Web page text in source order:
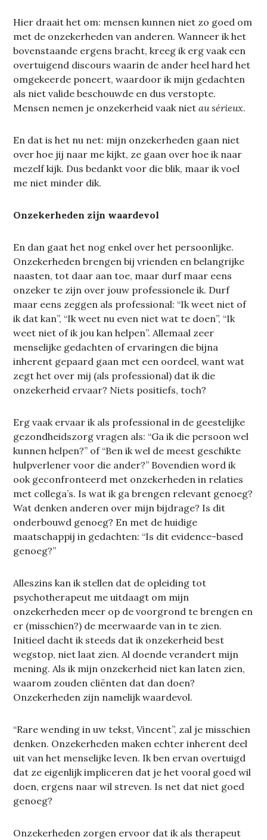
Hier draait het om: mensen kunnen niet zo goed om
met de onzekerheden van anderen. Wanneer ik het
bovenstaande ergens bracht, kreeg ik erg vaak een
overtuigend discours waarin de ander heel hard het
omgekeerde poneert, waardoor ik mijn gedachten
als niet valide beschouwde en dus verstopte.
Mensen nemen je onzekerheid vaak nietau sérieux.
En dat is het nu net: mijn onzekerheden gaan niet
over hoe jij naar me kijkt, ze gaan over hoe ik naar
mezelf kijk. Dus bedankt voor die blik, maar ik voel
me niet minder dik.
Onzekerheden zijn waardevol
En dan gaat het nog enkel over het persoonlijke.
Onzekerheden brengen bij vrienden en belangrijke
naasten, tot daar aan toe, maar durf maar eens
onzeker te zijn over jouw professionele ik. Durf
maar eens zeggen als professional: “Ik weet niet of
ik dat kan”, “Ik weet nu even niet wat te doen”, “Ik
weet niet of ik jou kan helpen”. Allemaal zeer
menselijke gedachten of ervaringen die bijna
inherent gepaard gaan met een oordeel, want wat
zegt het over mij (als professional) dat ik die
onzekerheid ervaar? Niets positiefs, toch?
Erg vaak ervaar ik als professional in de geestelijke
gezondheidszorg vragen als: “Ga ik die persoon wel
kunnen helpen?” of “Ben ik wel de meest geschikte
hulpverlener voor die ander?” Bovendien word ik
ook geconfronteerd met onzekerheden in relaties
met collega’s. Is wat ik ga brengen relevant genoeg?
Wat denken anderen over mijn bijdrage? Is dit
onderbouwd genoeg? En met de huidige
maatschappij in gedachten: “Is dit evidence-based
genoeg?”
Alleszins kan ik stellen dat de opleiding tot
psychotherapeut me uitdaagt om mijn
onzekerheden meer op de voorgrond te brengen en
er (misschien?) de meerwaarde van in te zien.
Initieel dacht ik steeds dat ik onzekerheid best
wegstop, niet laat zien. Al doende verandert mijn
mening. Als ik mijn onzekerheid niet kan laten zien,
waarom zouden cliënten dat dan doen?
Onzekerheden zijn namelijk waardevol.
“Rare wending in uw tekst, Vincent”, zal je misschien
denken. Onzekerheden maken echter inherent deel
uit van het menselijke leven. Ik ben ervan overtuigd
dat ze eigenlijk impliceren dat je het vooral goed wil
doen, ergens naar wil streven. Is net dat niet goed
genoeg?
Onzekerheden zorgen ervoor dat ik als therapeut